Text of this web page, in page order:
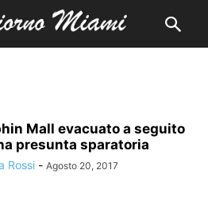
Mall evacuato a seguito
presunta sparatoria
Rossi - Agosto 20, 2017